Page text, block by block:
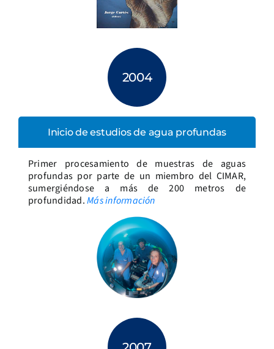
2004
Inicio de estudios de agua profundas
Primer procesamiento de muestras de aguas
profundas por parte de un miembro del CIMAR,
sumergiéndose a más de 200 metros de
profundidad.Más información